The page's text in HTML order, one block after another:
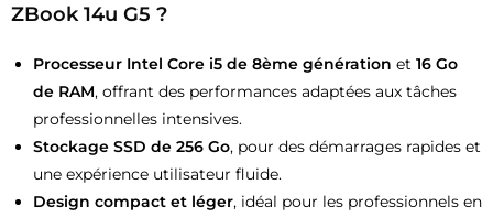
ZBook 14u G5 ?
Processeur Intel Core i5 de 8ème génération et 16 Go
de RAM, offrant des performances adaptées aux tâches
professionnelles intensives.
Stockage SSD de 256 Go, pour des démarrages rapides et
une expérience utilisateur fluide.
Design compact et léger, idéal pour les professionnels en